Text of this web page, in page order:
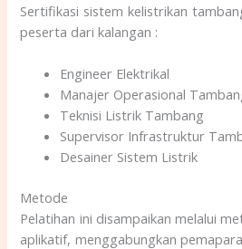
Sertifikasi sistem kelistrikan
peserta dari kalangan :
Engineer Elektrikal
Manajer Operasional
Teknisi Listrik Tambang
Supervisor Infrastruktur
Desainer Sistem Listrik
Metode
Pelatihan ini disampaikan melalui
aplikatif, menggabungkan